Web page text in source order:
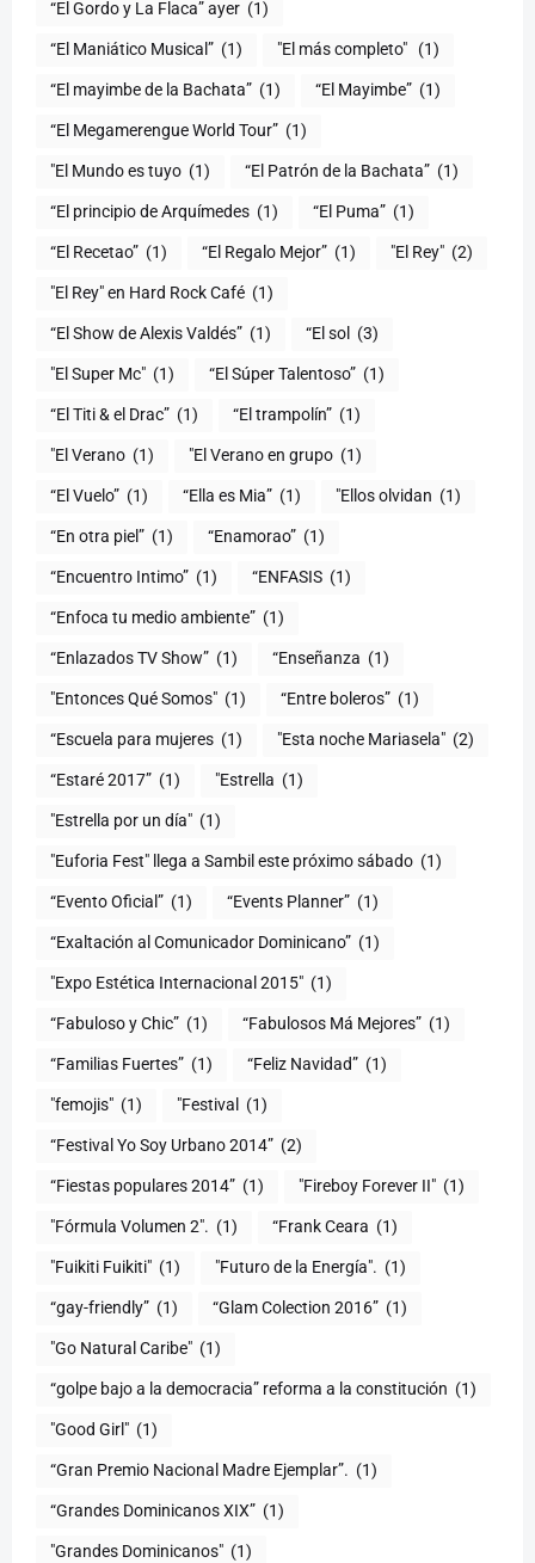
“El Gordo y La Flaca” ayer (1)
“El Maniático Musical” (1) "El más completo" ​ (1)
“El mayimbe de la Bachata” (1) “El Mayimbe” (1)
“El Megamerengue World Tour” (1)
"El Mundo es tuyo (1) “El Patrón de la Bachata” (1)
“El principio de Arquímedes (1) “El Puma” (1)
“El Recetao” (1) “El Regalo Mejor” (1) "El Rey" (2)
"El Rey" en Hard Rock Café (1)
“El Show de Alexis Valdés” (1) “El sol (3)
"El Super Mc" (1) (1)
“El Titi & el Drac” (1) “El trampolín” (1)
"El Verano (1) "El Verano en grupo (1)
(1) “Ella es Mia” (1) "Ellos olvidan (1)
“En otra piel” (1) “Enamorao” (1)
“Encuentro Intimo” (1) “ENFASIS (1)
“Enfoca tu medio ambiente” (1)
“Enlazados TV Show” (1) “Enseñanza (1)
"Entonces Qué Somos" (1) “Entre boleros” (1)
“Escuela para mujeres (1) "Esta noche Mariasela" (2)
“Estaré 2017” (1) "Estrella (1)
"Estrella por un día" (1)
"Euforia Fest" llega a Sambil este próximo sábado (1)
“Evento Oficial” (1) “Events Planner” (1)
“Exaltación al Comunicador Dominicano” (1)
"Expo Estética Internacional 2015" (1)
“Fabuloso y Chic” (1) “Fabulosos Má Mejores” (1)
“Familias Fuertes” (1) “Feliz Navidad” (1)
"femojis" (1) "Festival (1)
“Festival Yo Soy Urbano 2014” (2)
“Fiestas populares 2014” (1) "Fireboy Forever II" (1)
"Fórmula Volumen 2". (1) “Frank Ceara (1)
"Fuikiti Fuikiti" (1) "Futuro de la Energía". (1)
“gay-friendly” (1) “Glam Colection 2016” (1)
"Go Natural Caribe" (1)
“golpe bajo a la democracia” reforma a la constitución (1)
"Good Girl" (1)
“Gran Premio Nacional Madre Ejemplar”. (1)
“Grandes Dominicanos XIX” (1)
"Grandes Dominicanos" (1)